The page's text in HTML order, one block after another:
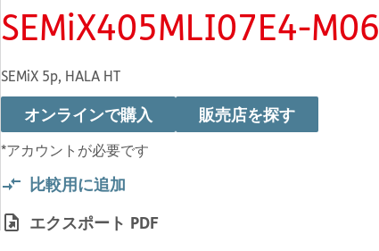
SEMiX405MLI07E4-M06
SEMiX 5p, HALA HT
オンラインで購入
*アカウントが必要です
販売店を探す
比較用に追加
エクスポート PDF